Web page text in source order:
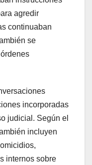
agredir
continuaban
se
incorporadas
judicial. Según el
incluyen
internos sobre